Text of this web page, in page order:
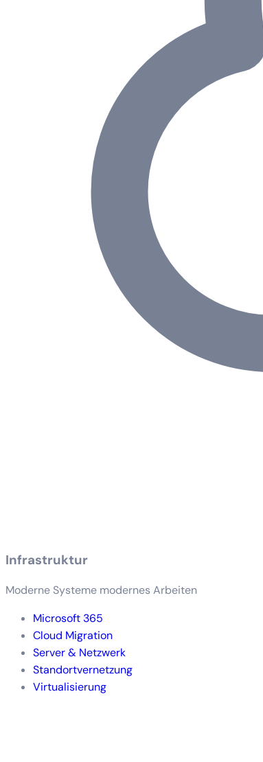
Infrastruktur
Moderne Systeme modernes Arbeiten
Microsoft 365
Cloud Migration
Server & Netzwerk
Standortvernetzung
Virtualisierung